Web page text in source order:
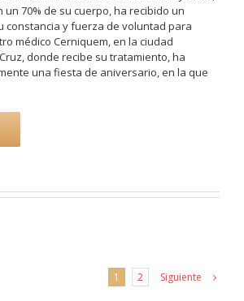
70% de su cuerpo, ha recibido un
constancia y fuerza de voluntad para
médico Cerniquem, en la ciudad
donde recibe su tratamiento, ha
una fiesta de aniversario, en la que
1 2 Siguiente